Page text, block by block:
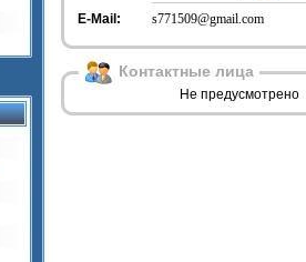
E-Mail: s771509@gmail.com
Контактные лица
Не предусмотрено